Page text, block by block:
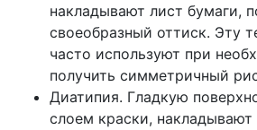
накладывают лист бумаги,
своеобразный оттиск. Эту
часто используют при
получить симметричный
Диатипия. Гладкую
слоем краски, накладывают